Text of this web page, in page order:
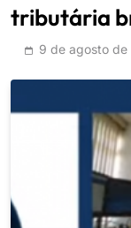
tributária
9 de agosto de